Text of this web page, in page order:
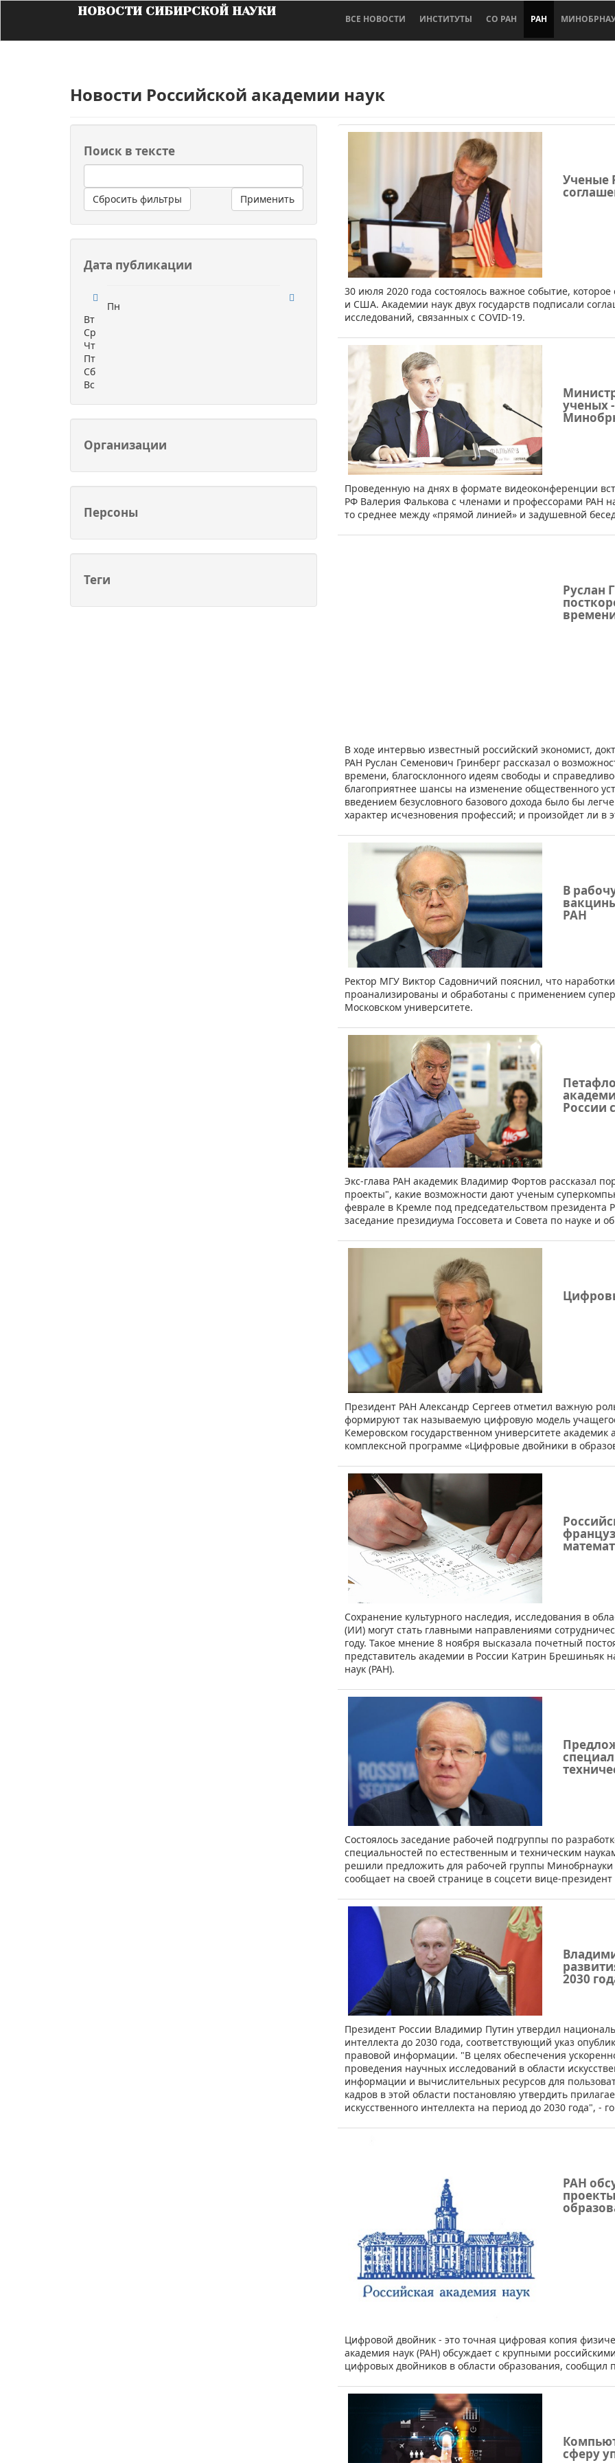
НОВОСТИ СИБИРСКОЙ НАУКИ
ВСЕ НОВОСТИ ИНСТИТУТЫ СО РАН РАН
Новости Российской академии наук
Поиск в тексте
Сбросить фильтры Применить
Дата публикации
Пн
Вт
Ср
Чт
Пт
Сб
Вс
Организации
Персоны
Теги
Ученые
​​​30 июля 2020 года состоялось важное событие,
и США. Академии наук двух государств подписали
исследований, связанных с COVID-19.
ученых
Проведенную на днях в формате видеоконференции
РФ Валерия Фалькова с членами и профессорами РАН
то среднее между «прямой линией» и задушевной
Руслан
​​В ходе интервью известный российский экономист,
РАН Руслан Семенович Гринберг рассказал о
времени, благосклонного идеям свободы и
благоприятнее шансы на изменение общественного
введением безусловного базового дохода было бы
характер исчезновения профессий; и произойдет ли в
В
РАН
Ректор МГУ Виктор Садовничий пояснил, что
проанализированы и обработаны с применением
Московском университете.
России
​Экс-глава РАН академик Владимир Фортов рассказал
проекты", какие возможности дают ученым
феврале в Кремле под председательством
заседание президиума Госсовета и Совета по науке и
​Президент РАН Александр Сергеев отметил важную
формируют так называемую цифровую модель
Кемеровском государственном университете
комплексной программе «Цифровые двойники в
Сохранение культурного наследия, исследования в
(ИИ) могут стать главными направлениями
году. Такое мнение 8 ноября высказала почетный
представитель академии в России Катрин Брешиньяк
наук (РАН).
​Состоялось заседание рабочей подгруппы по
специальностей по естественным и техническим
решили предложить для рабочей группы Минобрнауки
сообщает на своей странице в соцсети вице-
2030
Президент России Владимир Путин утвердил
интеллекта до 2030 года, соответствующий указ
правовой информации. "В целях обеспечения
проведения научных исследований в области
информации и вычислительных ресурсов для
кадров в этой области постановляю утвердить
искусственного интеллекта на период до 2030 года", -
РАН
​Цифровой двойник - это точная цифровая копия
академия наук (РАН) обсуждает с крупными
цифровых двойников в области образования, сообщил
сферу